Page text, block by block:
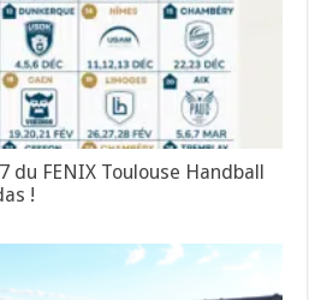
du FENIX Toulouse Handball
!